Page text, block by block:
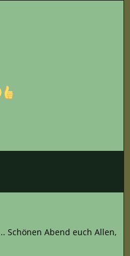
Schönen Abend euch Allen,